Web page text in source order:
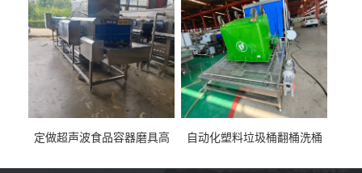
定做超声波食品容器磨具高
自动化塑料垃圾桶翻桶洗桶